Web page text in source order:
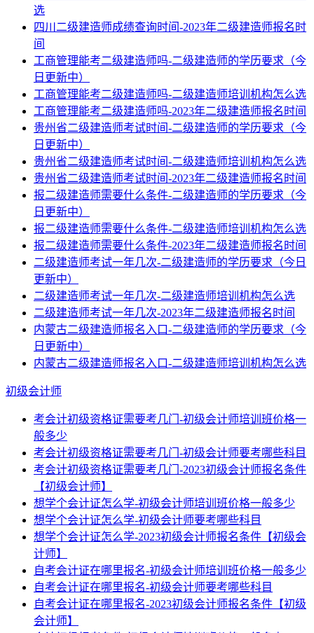
选
四川二级建造师成绩查询时间-2023年二级建造师报名时
间
工商管理能考二级建造师吗-二级建造师的学历要求（今
日更新中）
工商管理能考二级建造师吗-二级建造师培训机构怎么选
工商管理能考二级建造师吗-2023年二级建造师报名时间
贵州省二级建造师考试时间-二级建造师的学历要求（今
日更新中）
贵州省二级建造师考试时间-二级建造师培训机构怎么选
贵州省二级建造师考试时间-2023年二级建造师报名时间
报二级建造师需要什么条件-二级建造师的学历要求（今
日更新中）
报二级建造师需要什么条件-二级建造师培训机构怎么选
报二级建造师需要什么条件-2023年二级建造师报名时间
二级建造师考试一年几次-二级建造师的学历要求（今日
更新中）
二级建造师考试一年几次-二级建造师培训机构怎么选
二级建造师考试一年几次-2023年二级建造师报名时间
内蒙古二级建造师报名入口-二级建造师的学历要求（今
日更新中）
内蒙古二级建造师报名入口-二级建造师培训机构怎么选
初级会计师
考会计初级资格证需要考几门-初级会计师培训班价格一
般多少
考会计初级资格证需要考几门-初级会计师要考哪些科目
考会计初级资格证需要考几门-2023初级会计师报名条件
【初级会计师】
想学个会计证怎么学-初级会计师培训班价格一般多少
想学个会计证怎么学-初级会计师要考哪些科目
想学个会计证怎么学-2023初级会计师报名条件【初级会
计师】
自考会计证在哪里报名-初级会计师培训班价格一般多少
自考会计证在哪里报名-初级会计师要考哪些科目
自考会计证在哪里报名-2023初级会计师报名条件【初级
会计师】